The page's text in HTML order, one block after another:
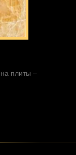
плиты –